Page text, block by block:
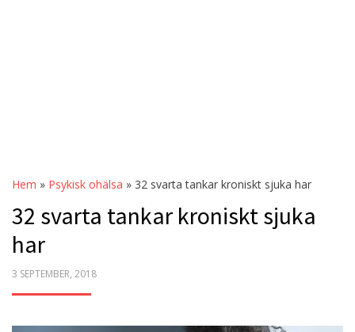
Hem » Psykisk ohälsa » 32 svarta tankar kroniskt sjuka har
32 svarta tankar kroniskt sjuka
har
POSTED
3 SEPTEMBER, 2018